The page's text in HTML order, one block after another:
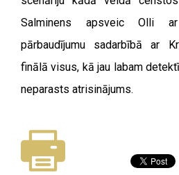
Salminens apsveic Olli
pārbaudījumu sadarbībā ar
finālā visus, kā jau labam
neparasts atrisinājums.